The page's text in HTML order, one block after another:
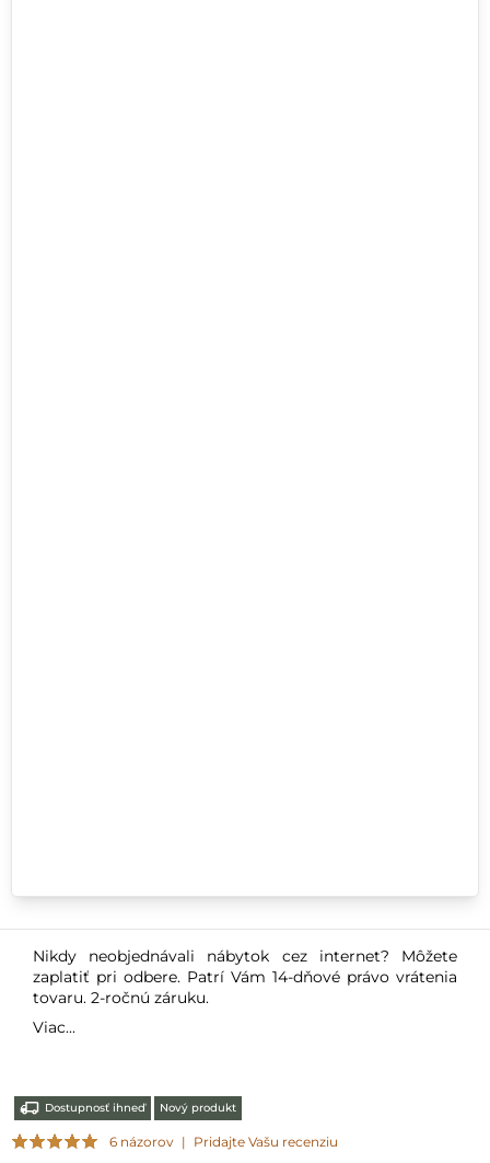
Nikdy neobjednávali nábytok cez internet? Môžete
zaplatiť pri odbere. Patrí Vám 14-dňové právo vrátenia
tovaru. 2-ročnú záruku.
Viac...
Dostupnosť ihneď Nový produkt
6 názorov | Pridajte Vašu recenziu